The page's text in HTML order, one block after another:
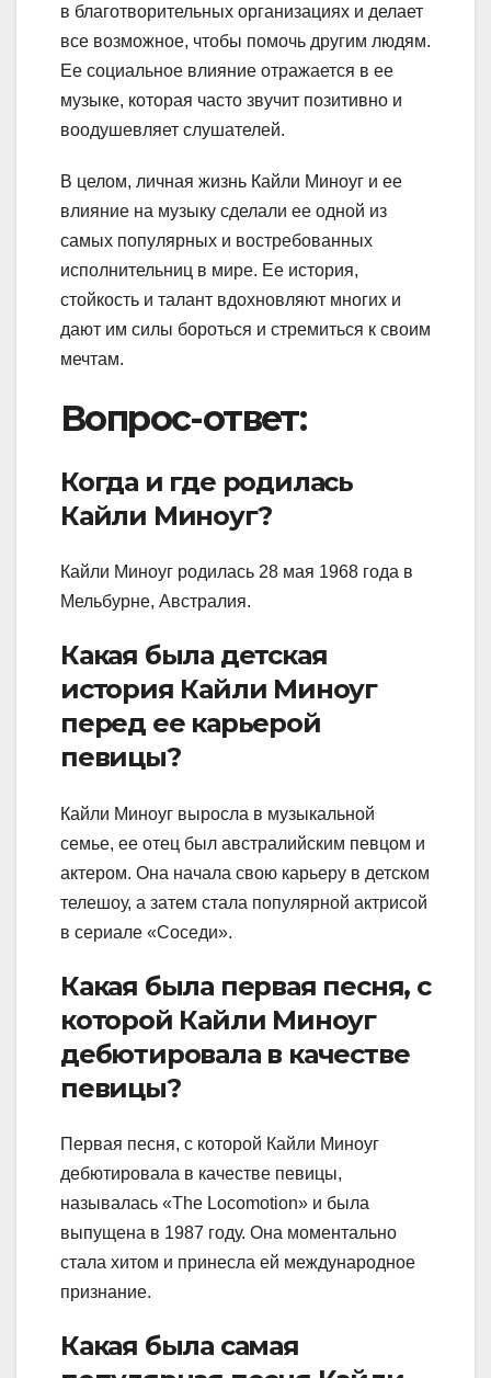
в благотворительных организациях и делает
все возможное, чтобы помочь другим людям.
Ее социальное влияние отражается в ее
музыке, которая часто звучит позитивно и
воодушевляет слушателей.
В целом, личная жизнь Кайли Миноуг и ее
влияние на музыку сделали ее одной из
самых популярных и востребованных
исполнительниц в мире. Ее история,
стойкость и талант вдохновляют многих и
дают им силы бороться и стремиться к своим
мечтам.
Вопрос-ответ:
Когда и где родилась
Кайли Миноуг?
Кайли Миноуг родилась 28 мая 1968 года в
Мельбурне, Австралия.
Какая была детская
история Кайли Миноуг
перед ее карьерой
певицы?
Кайли Миноуг выросла в музыкальной
семье, ее отец был австралийским певцом и
актером. Она начала свою карьеру в детском
телешоу, а затем стала популярной актрисой
в сериале «Соседи».
Какая была первая песня, с
которой Кайли Миноуг
дебютировала в качестве
певицы?
Первая песня, с которой Кайли Миноуг
дебютировала в качестве певицы,
называлась «The Locomotion» и была
выпущена в 1987 году. Она моментально
стала хитом и принесла ей международное
признание.
Какая была самая